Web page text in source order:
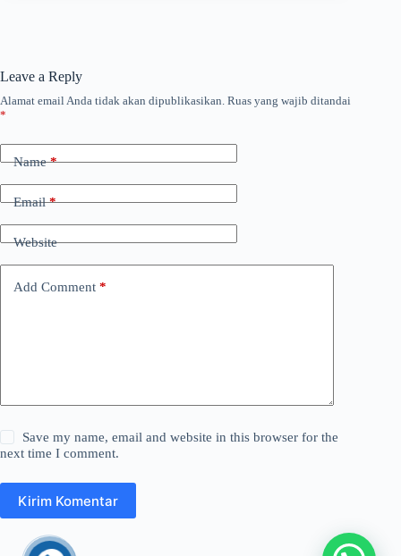
Leave a Reply
Alamat email Anda tidak akan dipublikasikan. Ruas yang wajib ditandai
*
Name*
Email*
Website
Add Comment *
Save my name, email and website in this browser for the
next time I comment.
Kirim Komentar